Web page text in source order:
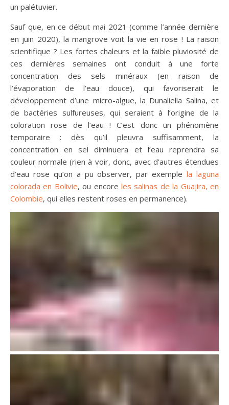
un palétuvier.
Sauf que, en ce début mai 2021 (comme l’année dernière
en juin 2020), la mangrove voit la vie en rose ! La raison
scientifique ? Les fortes chaleurs et la faible pluviosité de
ces dernières semaines ont conduit à une forte
concentration des sels minéraux (en raison de
l’évaporation de l’eau douce), qui favoriserait le
développement d’une micro-algue, la Dunaliella Salina, et
de bactéries sulfureuses, qui seraient à l’origine de la
coloration rose de l’eau ! C’est donc un phénomène
temporaire : dès qu’il pleuvra suffisamment, la
concentration en sel diminuera et l’eau reprendra sa
couleur normale (rien à voir, donc, avec d’autres étendues
d’eau rose qu’on a pu observer, par exemplela laguna
colorada en Bolivie, ou encoreles salinas de la Guajira, en
Colombie, qui elles restent roses en permanence).